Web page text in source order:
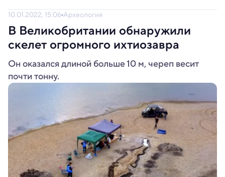
10.01.2022, 15:06 Археология
В Великобритании обнаружили
скелет огромного ихтиозавра
Он оказался длиной больше 10 м, череп весит
почти тонну.